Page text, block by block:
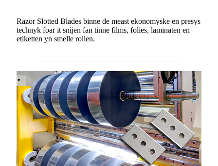
Razor Slotted Blades binne de meast ekonomyske en presys
technyk foar it snijen fan tinne films, folies, laminaten en
etiketten yn smelle rollen.